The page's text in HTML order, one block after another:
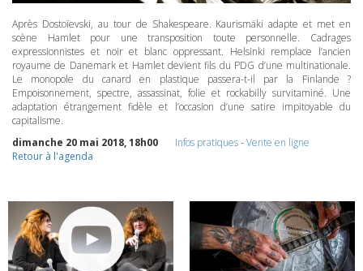
Après Dostoïevski, au tour de Shakespeare. Kaurismäki adapte et met en
scène Hamlet pour une transposition toute personnelle. Cadrages
expressionnistes et noir et blanc oppressant. Helsinki remplace l’ancien
royaume de Danemark et Hamlet devient fils du PDG d’une multinationale.
Le monopole du canard en plastique passera-t-il par la Finlande ?
Empoisonnement, spectre, assassinat, folie et rockabilly survitaminé. Une
adaptation étrangement fidèle et l’occasion d’une satire impitoyable du
capitalisme.
dimanche 20 mai 2018, 18h00
Infos pratiques-Vente en ligne
Retour à l'agenda